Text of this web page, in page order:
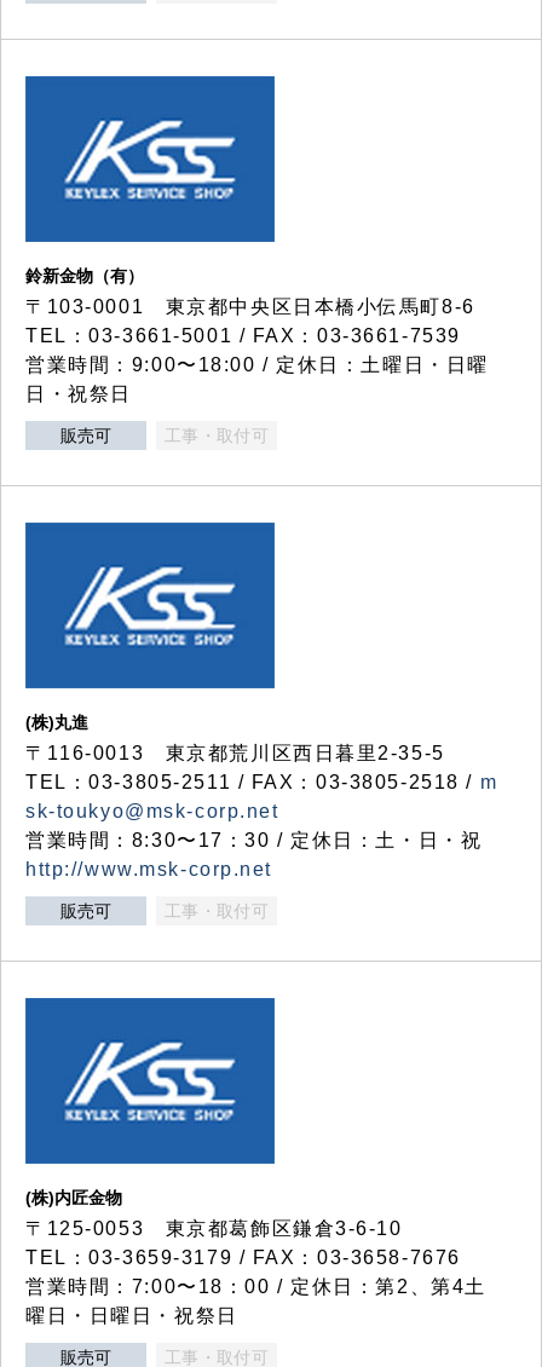
鈴新金物（有）
〒103-0001 東京都中央区日本橋小伝馬町8-6
TEL：03-3661-5001 / FAX：03-3661-7539
営業時間：9:00〜18:00 / 定休日：土曜日・日曜
日・祝祭日
販売可 工事・取付可
(株)丸進
〒116-0013 東京都荒川区西日暮里2-35-5
TEL：03-3805-2511 / FAX：03-3805-2518 / m
sk-toukyo@msk-corp.net
営業時間：8:30〜17：30 / 定休日：土・日・祝
http://www.msk-corp.net
販売可 工事・取付可
(株)内匠金物
〒125-0053 東京都葛飾区鎌倉3-6-10
TEL：03-3659-3179 / FAX：03-3658-7676
営業時間：7:00〜18：00 / 定休日：第2、第4土
曜日・日曜日・祝祭日
販売可 工事・取付可